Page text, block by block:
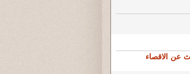
عن الاقصاء